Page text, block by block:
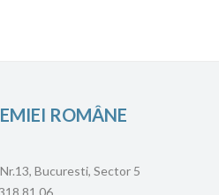
ROMÂNE
Bucuresti, Sector 5
81 06